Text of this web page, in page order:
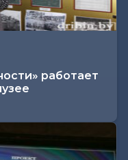
работает